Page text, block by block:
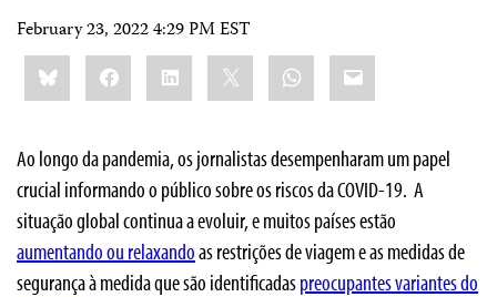
February 23, 2022 4:29 PM EST
Share
this:BlueskyFacebookLinkedIn WhatsApp
Email
Ao longo da pandemia, os jornalistas desempenharam um papel
crucial informando o público sobre os riscos da COVID-19. A
situação global continua a evoluir, e muitos países estão
aumentando ou relaxandoas restrições de viagem e as medidas de
segurança à medida que são identificadaspreocupantes variantes do